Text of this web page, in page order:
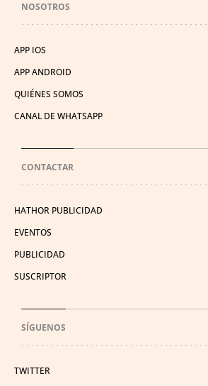
NOSOTROS
APP IOS
APP ANDROID
QUIÉNES SOMOS
CANAL DE WHATSAPP
CONTACTAR
HATHOR PUBLICIDAD
EVENTOS
PUBLICIDAD
SUSCRIPTOR
SÍGUENOS
TWITTER